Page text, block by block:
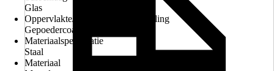
Glas
Oppervlakte/Oppervlaktebehandeling
Gepoedercoat
Materiaalspecificatie
Staal
Materiaal